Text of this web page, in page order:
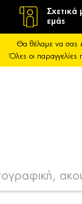
Σχετικά
εμάς
Θα θέλαμε να σας
Όλες οι